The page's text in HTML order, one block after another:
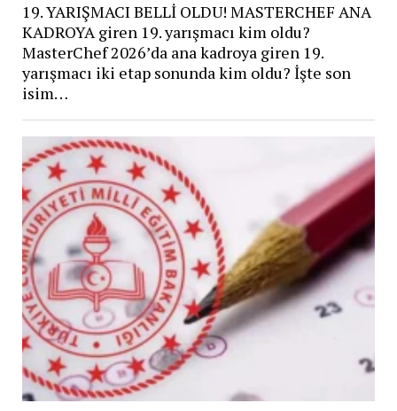
19. YARIŞMACI BELLİ OLDU! MASTERCHEF ANA
KADROYA giren 19. yarışmacı kim oldu?
MasterChef 2026’da ana kadroya giren 19.
yarışmacı iki etap sonunda kim oldu? İşte son
isim…